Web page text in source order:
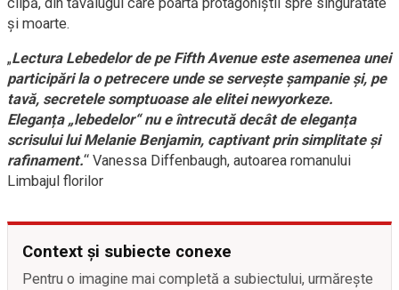
clipă, din tăvălugul care poartă protagoniștii spre singurătate
și moarte.
„Lectura Lebedelor de pe Fifth Avenue este asemenea unei
participări la o petrecere unde se servește șampanie și, pe
tavă, secretele somptuoase ale elitei newyorkeze.
Eleganța „lebedelor“ nu e întrecută decât de eleganța
scrisului lui Melanie Benjamin, captivant prin simplitate și
rafinament.“ Vanessa Diffenbaugh, autoarea romanului
Limbajul florilor
Context și subiecte conexe
Pentru o imagine mai completă a subiectului, urmărește